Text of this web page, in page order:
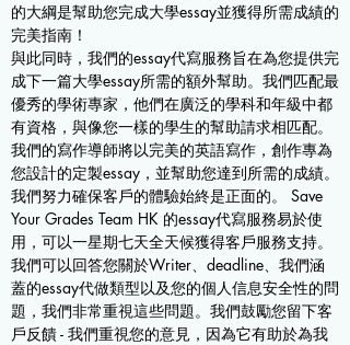
的大綱是幫助您完成大學essay並獲得所需成績的
完美指南！
與此同時，我們的essay代寫服務旨在為您提供完
成下一篇大學essay所需的額外幫助。我們匹配最
優秀的學術專家，他們在廣泛的學科和年級中都
有資格，與像您一樣的學生的幫助請求相匹配。
我們的寫作導師將以完美的英語寫作，創作專為
您設計的定製essay，並幫助您達到所需的成績。
我們努力確保客戶的體驗始終是正面的。 Save
Your Grades Team HK 的essay代寫服務易於使
用，可以一星期七天全天候獲得客戶服務支持。
我們可以回答您關於Writer、deadline、我們涵
蓋的essay代做類型以及您的個人信息安全性的問
題，我們非常重視這些問題。我們鼓勵您留下客
戶反饋 - 我們重視您的意見，因為它有助於為我